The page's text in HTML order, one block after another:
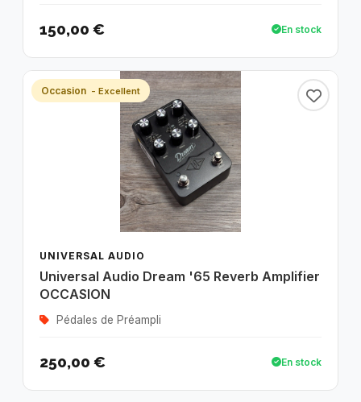
150,00 € En stock
Occasion - Excellent
UNIVERSAL AUDIO
Universal Audio Dream '65 Reverb Amplifier
OCCASION
Pédales de Préampli
250,00 € En stock